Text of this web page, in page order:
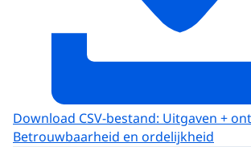
Download CSV-bestand: Uitgaven +
Betrouwbaarheid en ordelijkheid